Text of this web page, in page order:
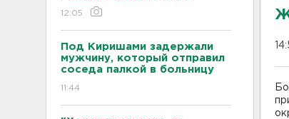
12:05
Под Киришами задержали
мужчину, который отправил
соседа палкой в больницу
11:44